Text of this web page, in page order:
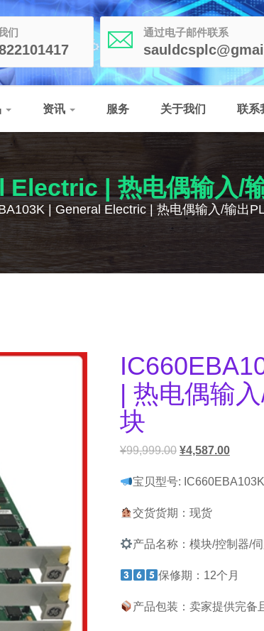
们 通过电子邮件联系
资讯 服务 关于我们 联系
| 热电偶输入/
| General Electric | 热电偶输入/输出
| 热电偶输
块
¥99,999.00 ¥4,587.00
宝贝型号: IC660EBA103K
交货货期：现货
产品名称：模块/控制器/
保修期：12个月
产品包装：卖家提供完备